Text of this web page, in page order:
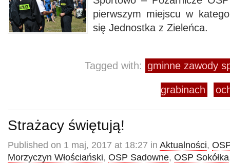
pierwszym miejscu w
się Jednostka z Zieleńca.
Tagged with: gminne zawody
grabinach
Strażacy świętują!
Published on 1 maj, 2017 at 18:27 in Aktualności,
Morzyczyn Włościański, OSP Sadowne, OSP Sokółka